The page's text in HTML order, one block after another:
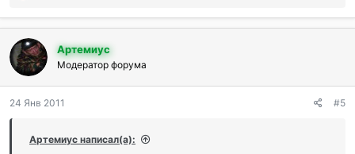
б
л
а
г
о
а
и
Артемиус
Модератор форума
24 Янв 2011 #5
Артемиус написал(а):